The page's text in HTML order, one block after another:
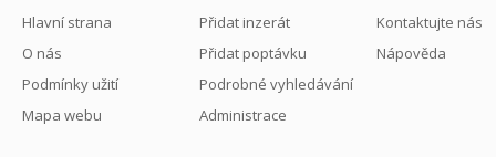
Hlavní strana
O nás
Podmínky užití
Mapa webu
Přidat inzerát
Přidat poptávku
Podrobné vyhledávání
Administrace
Kontaktujte nás
Nápověda